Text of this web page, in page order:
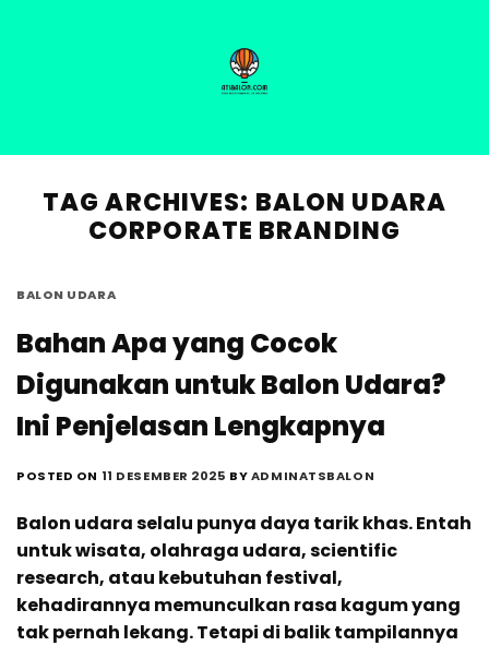
TAG ARCHIVES: BALON UDARA
CORPORATE BRANDING
BALON UDARA
Bahan Apa yang Cocok
Digunakan untuk Balon Udara?
Ini Penjelasan Lengkapnya
POSTED ON 11 DESEMBER 2025 BYADMINATSBALON
Balon udara selalu punya daya tarik khas. Entah
untuk wisata, olahraga udara, scientific
research, atau kebutuhan festival,
kehadirannya memunculkan rasa kagum yang
tak pernah lekang. Tetapi di balik tampilannya